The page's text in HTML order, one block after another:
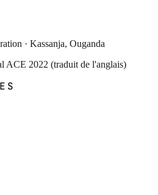
· Kassanja, Ouganda
ACE 2022 (traduit de l'anglais)